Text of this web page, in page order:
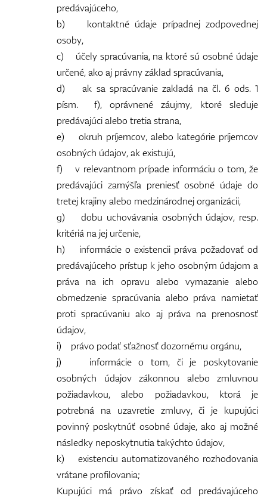
predávajúceho,
b) kontaktné údaje prípadnej zodpovednej
osoby,
c) účely spracúvania, na ktoré sú osobné údaje
určené, ako aj právny základ spracúvania,
d) ak sa spracúvanie zakladá na čl. 6 ods. 1
písm. f), oprávnené záujmy, ktoré sleduje
predávajúci alebo tretia strana,
e) okruh príjemcov, alebo kategórie príjemcov
osobných údajov, ak existujú,
f) v relevantnom prípade informáciu o tom, že
predávajúci zamýšľa preniesť osobné údaje do
tretej krajiny alebo medzinárodnej organizácii,
g) dobu uchovávania osobných údajov, resp.
kritériá na jej určenie,
h) informácie o existencii práva požadovať od
predávajúceho prístup k jeho osobným údajom a
práva na ich opravu alebo vymazanie alebo
obmedzenie spracúvania alebo práva namietať
proti spracúvaniu ako aj práva na prenosnosť
údajov,
i) právo podať sťažnosť dozornému orgánu,
j) informácie o tom, či je poskytovanie
osobných údajov zákonnou alebo zmluvnou
požiadavkou, alebo požiadavkou, ktorá je
potrebná na uzavretie zmluvy, či je kupujúci
povinný poskytnúť osobné údaje, ako aj možné
následky neposkytnutia takýchto údajov,
k) existenciu automatizovaného rozhodovania
vrátane profilovania;
Kupujúci má právo získať od predávajúceho